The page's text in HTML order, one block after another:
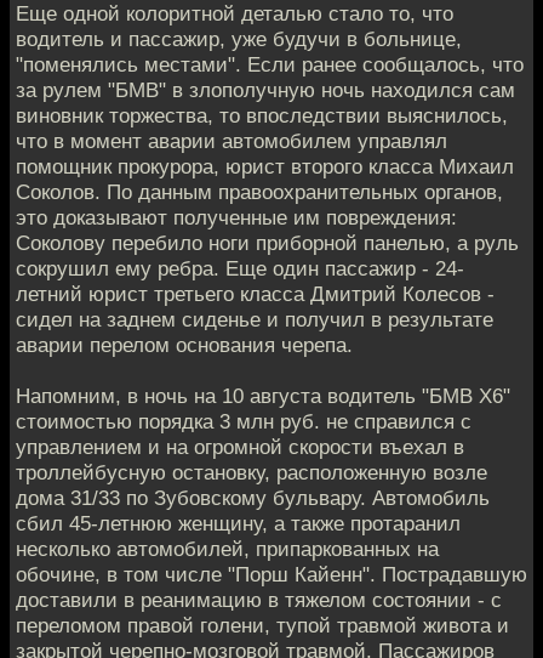
Еще одной колоритной деталью стало то, что
водитель и пассажир, уже будучи в больнице,
"поменялись местами". Если ранее сообщалось, что
за рулем "БМВ" в злополучную ночь находился сам
виновник торжества, то впоследствии выяснилось,
что в момент аварии автомобилем управлял
помощник прокурора, юрист второго класса Михаил
Соколов. По данным правоохранительных органов,
это доказывают полученные им повреждения:
Соколову перебило ноги приборной панелью, а руль
сокрушил ему ребра. Еще один пассажир - 24-
летний юрист третьего класса Дмитрий Колесов -
сидел на заднем сиденье и получил в результате
аварии перелом основания черепа.
Напомним, в ночь на 10 августа водитель "БМВ X6"
стоимостью порядка 3 млн руб. не справился с
управлением и на огромной скорости въехал в
троллейбусную остановку, расположенную возле
дома 31/33 по Зубовскому бульвару. Автомобиль
сбил 45-летнюю женщину, а также протаранил
несколько автомобилей, припаркованных на
обочине, в том числе "Порш Кайенн". Пострадавшую
доставили в реанимацию в тяжелом состоянии - с
переломом правой голени, тупой травмой живота и
закрытой черепно-мозговой травмой. Пассажиров